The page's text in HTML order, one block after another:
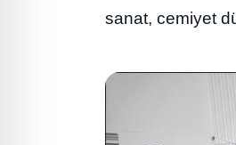
sanat, cemiyet